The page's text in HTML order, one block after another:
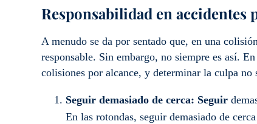
Responsabilidad en accidentes
A menudo se da por sentado que, en una
responsable. Sin embargo, no siempre es así.
colisiones por alcance, y determinar la culpa no
Seguir demasiado de cerca: Seguir
En las rotondas, seguir demasiado de